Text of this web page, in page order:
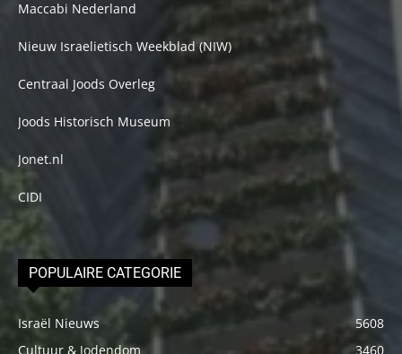
Maccabi Nederland
Nieuw Israelietisch Weekblad (NIW)
Centraal Joods Overleg
Joods Historisch Museum
Jonet.nl
CIDI
POPULAIRE CATEGORIE
Israël Nieuws
5608
Cultuur & Jodendom
3460